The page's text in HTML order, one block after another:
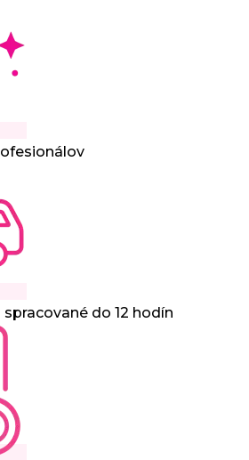
do 12 hodín